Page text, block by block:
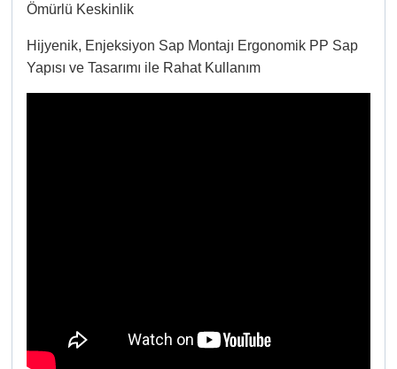
Ömürlü Keskinlik
Hijyenik, Enjeksiyon Sap Montajı Ergonomik PP Sap
Yapısı ve Tasarımı ile Rahat Kullanım